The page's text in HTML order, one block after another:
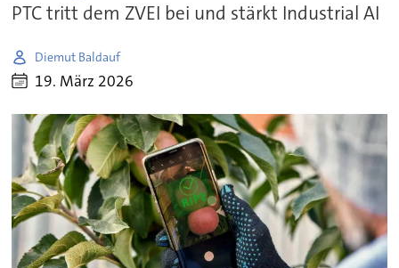
PTC tritt dem ZVEI bei und stärkt Industrial AI
Diemut Baldauf
19. März 2026